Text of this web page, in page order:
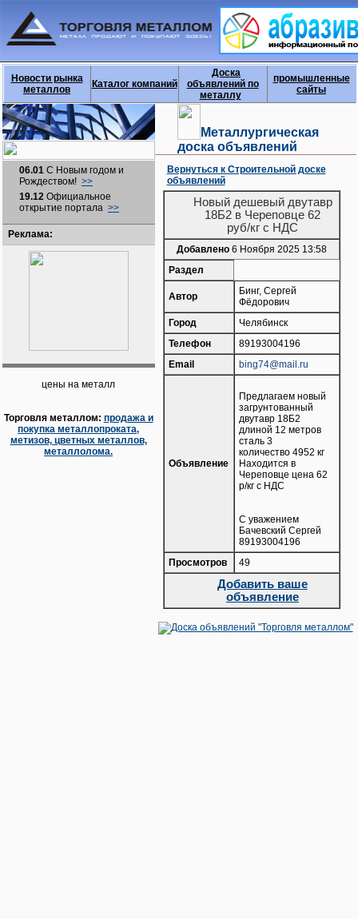
Новости рынка
металлов
Каталог компаний
Доска
объявлений по
металлу
промышленные
сайты
06.01 С Новым годом и
Рождеством! >>
19.12 Официальное
открытие портала >>
Реклама:
цены на металл
Торговля металлом: продажа и
покупка металлопроката,
метизов, цветных металлов,
металлолома.
Металлургическая
доска объявлений
Вернуться к Строительной доске
объявлений
Новый дешевый двутавр
18Б2 в Череповце 62
руб/кг с НДС
Добавлено 6 Ноября 2025 13:58
Раздел
Автор
Бинг, Сергей
Фёдорович
Город
Челябинск
Телефон
89193004196
Email
bing74@mail.ru
Объявление
Предлагаем новый
загрунтованный
двутавр 18Б2
длиной 12 метров
сталь 3
количество 4952 кг
Находится в
Череповце цена 62
р/кг с НДС
С уважением
Бачевский Сергей
89193004196
Просмотров
49
Добавить ваше
объявление